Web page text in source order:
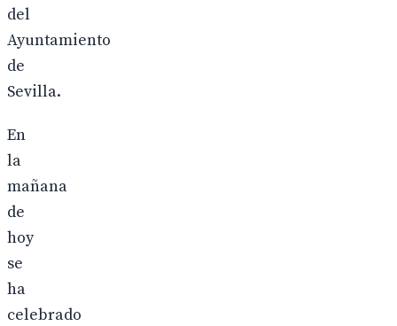
del
Ayuntamiento
de
Sevilla.
En
la
mañana
de
hoy
se
ha
celebrado